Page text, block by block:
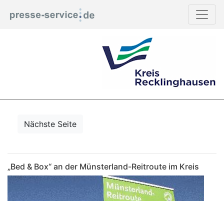
Nächste Seite
„Bed & Box“ an der Münsterland-Reitroute im Kreis